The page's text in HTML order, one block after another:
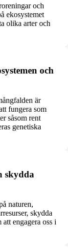
och
ekosystemet
olika arter och
och
är
fungera som
såsom rent
genetiska
skydda
naturen,
skydda
engagera oss i